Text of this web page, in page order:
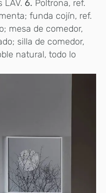
LAV. 6. Poltrona, ref.
funda cojín, ref.
mesa de comedor,
silla de comedor,
natural, todo lo